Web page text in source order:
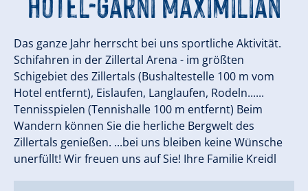
Das ganze Jahr herrscht bei uns sportliche Aktivität.
Schifahren in der Zillertal Arena - im größten
Schigebiet des Zillertals (Bushaltestelle 100 m vom
Hotel entfernt), Eislaufen, Langlaufen, Rodeln......
Tennisspielen (Tennishalle 100 m entfernt) Beim
Wandern können Sie die herliche Bergwelt des
Zillertals genießen. ...bei uns bleiben keine Wünsche
unerfüllt! Wir freuen uns auf Sie! Ihre Familie Kreidl